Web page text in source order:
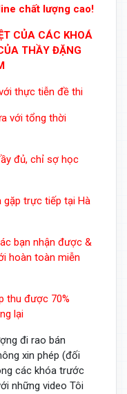
chất lượng cao!
CỦA CÁC KHOÁ
THẦY ĐẶNG
thực tiễn đề thi
với tổng thời
đủ, chỉ sợ học
gặp trực tiếp tại Hà
bạn nhận được &
hoàn toàn miễn
thu được 70%
lại
đi rao bán
xin phép (đối
các khóa trước
những video Tôi